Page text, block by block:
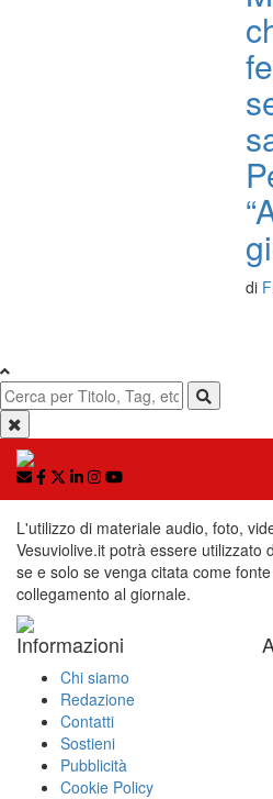
di
L'utilizzo di materiale audio, foto,
Vesuviolive.it potrà essere utilizzato
se e solo se venga citata come
collegamento al giornale.
Informazioni
Chi siamo
Redazione
Contatti
Sostieni
Pubblicità
Cookie Policy